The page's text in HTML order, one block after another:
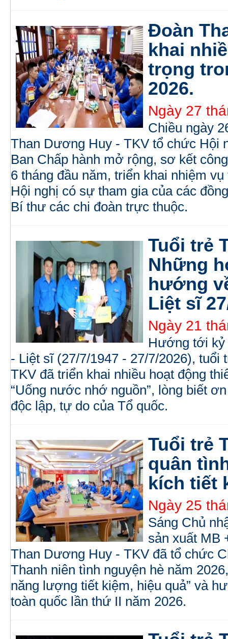
Đoàn
khai
trọng
2026.
Ngày 27
Chiều ngày
Than Dương Huy - TKV tổ chức Hội
Ban Chấp hành mở rộng, sơ kết
6 tháng đầu năm, triển khai nhiệm
Hội nghị có sự tham gia của các
Bí thư các chi đoàn trực thuộc.
Tuổi trẻ
Những
hướng
Liệt sĩ
Ngày 21
Hướng tới kỷ
- Liệt sĩ (27/7/1947 - 27/7/2026),
TKV đã triển khai nhiều hoạt động
“Uống nước nhớ nguồn”, lòng biết
độc lập, tự do của Tổ quốc.
Tuổi trẻ
quân
kích tiết
Ngày 25
Sáng Chủ
sản xuất MB
Than Dương Huy - TKV đã tổ chức
Thanh niên tình nguyện hè năm
năng lượng tiết kiệm, hiệu quả” và
toàn quốc lần thứ II năm 2026.